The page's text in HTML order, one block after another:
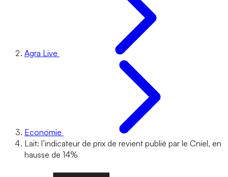
Agra Live
Economie
Lait: l’indicateur de prix de revient publié par le Cniel, en
hausse de 14%